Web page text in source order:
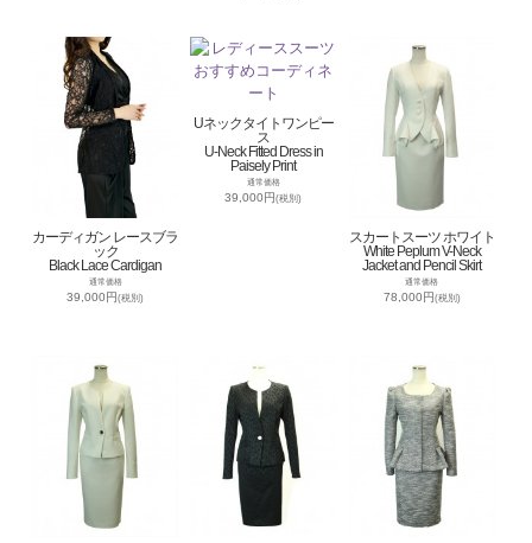
カーディガン レースブラ
ック
Black Lace Cardigan
通常価格
39,000円(税別)
Uネックタイトワンピー
ス
U-Neck Fitted Dress in
Paisely Print
通常価格
39,000円(税別)
スカートスーツ ホワイト
White Peplum V-Neck
Jacket and Pencil Skirt
通常価格
78,000円(税別)